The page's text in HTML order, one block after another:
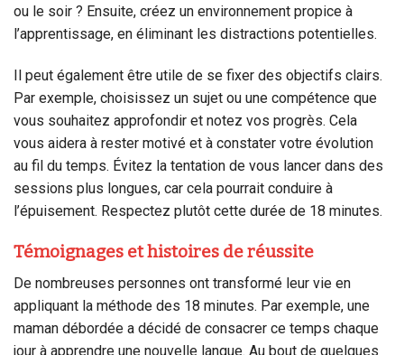
ou le soir ? Ensuite, créez un environnement propice à
l’apprentissage, en éliminant les distractions potentielles.
Il peut également être utile de se fixer des objectifs clairs.
Par exemple, choisissez un sujet ou une compétence que
vous souhaitez approfondir et notez vos progrès. Cela
vous aidera à rester motivé et à constater votre évolution
au fil du temps. Évitez la tentation de vous lancer dans des
sessions plus longues, car cela pourrait conduire à
l’épuisement. Respectez plutôt cette durée de 18 minutes.
Témoignages et histoires de réussite
De nombreuses personnes ont transformé leur vie en
appliquant la méthode des 18 minutes. Par exemple, une
maman débordée a décidé de consacrer ce temps chaque
jour à apprendre une nouvelle langue. Au bout de quelques